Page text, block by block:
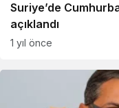
Suriye’de
açıklandı
1 yıl önce